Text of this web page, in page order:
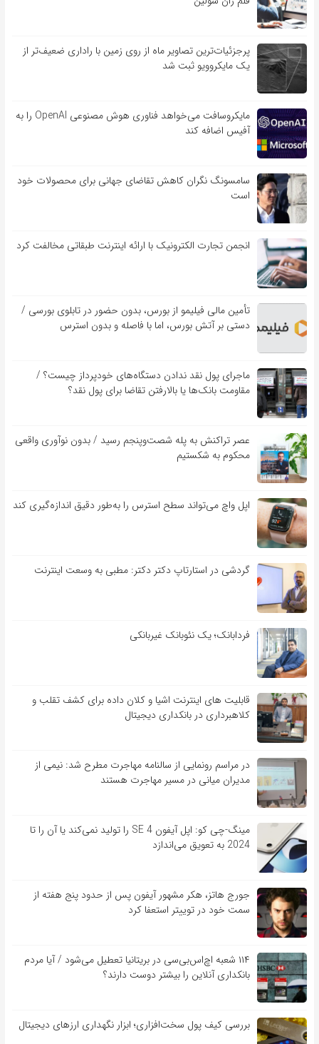
پرجزئیات‌ترین تصاویر ماه از روی زمین با راداری ضعیف‌تر از
یک مایکروویو ثبت شد
مایکروسافت می‌خواهد فناوری هوش مصنوعی OpenAI را به
آفیس اضافه کند
سامسونگ نگران کاهش تقاضای جهانی برای محصولات خود
است
انجمن تجارت الکترونیک با ارائه اینترنت طبقاتی مخالفت کرد
تأمین مالی فیلیمو از بورس، بدون حضور در تابلوی بورسی /
دستی بر آتش بورس، اما با فاصله و بدون استرس
ماجرای پول نقد ندادن دستگاه‌های خودپرداز چیست؟ /
مقاومت بانک‌ها یا بالارفتن تقاضا برای پول نقد؟
عصر تراکنش به پله شصت‌وپنجم رسید / بدون نوآوری واقعی
محکوم به شکستیم
اپل واچ می‌تواند سطح استرس را به‌طور دقیق اندازه‌گیری کند
گردشی در استارتاپ دکتر دکتر: مطبی به وسعت اینترنت
فردابانک؛ یک نئوبانک غیربانکی
قابلیت ‏های اینترنت اشیا و کلان‏ داده برای کشف تقلب و
کلاهبرداری در بانکداری دیجیتال
در مراسم رونمایی از سالنامه مهاجرت مطرح شد: نیمی از
مدیران میانی در مسیر مهاجرت هستند
مینگ-چی کو: اپل آیفون SE 4 را تولید نمی‌کند یا آن را تا
2024 به تعویق می‌اندازد
جورج هاتز، هکر مشهور آیفون پس از حدود پنج هفته از
سمت خود در توییتر استعفا کرد
۱۱۴ شعبه اچ‌اس‌بی‌سی در بریتانیا تعطیل می‌شود / آیا مردم
بانکداری آنلاین را بیشتر دوست دارند؟
بررسی کیف‌ پول سخت‌افزاری؛ ابزار نگهداری ارزهای دیجیتال